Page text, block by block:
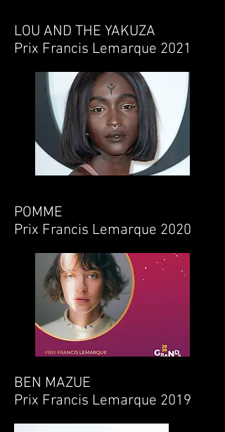
LOU AND THE YAKUZA
Prix Francis Lemarque 2021
POMME
Prix Francis Lemarque 2020
BEN MAZUE
Prix Francis Lemarque 2019